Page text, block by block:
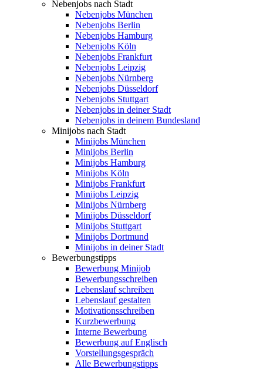
Nebenjobs nach Stadt
Nebenjobs München
Nebenjobs Berlin
Nebenjobs Hamburg
Nebenjobs Köln
Nebenjobs Frankfurt
Nebenjobs Leipzig
Nebenjobs Nürnberg
Nebenjobs Düsseldorf
Nebenjobs Stuttgart
Nebenjobs in deiner Stadt
Nebenjobs in deinem Bundesland
Minijobs nach Stadt
Minijobs München
Minijobs Berlin
Minijobs Hamburg
Minijobs Köln
Minijobs Frankfurt
Minijobs Leipzig
Minijobs Nürnberg
Minijobs Düsseldorf
Minijobs Stuttgart
Minijobs Dortmund
Minijobs in deiner Stadt
Bewerbungstipps
Bewerbung Minijob
Bewerbungsschreiben
Lebenslauf schreiben
Lebenslauf gestalten
Motivationsschreiben
Kurzbewerbung
Interne Bewerbung
Bewerbung auf Englisch
Vorstellungsgespräch
Alle Bewerbungstipps